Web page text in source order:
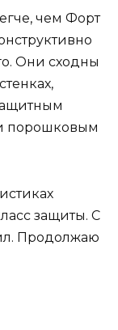
чем Форт
Они сходны
порошковым
защиты. С
Продолжаю